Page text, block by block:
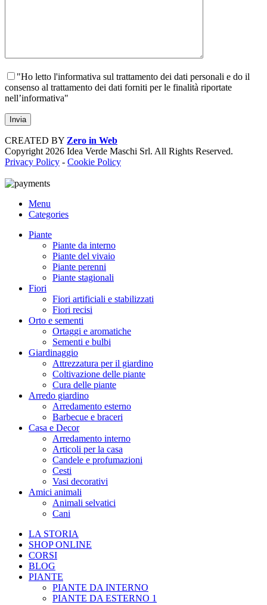
"Ho letto l'informativa sul trattamento dei dati personali e do il
consenso al trattamento dei dati forniti per le finalità riportate
nell’informativa"
CREATED BY Zero in Web
Copyright 2026 Idea Verde Maschi Srl. All Rights Reserved.
Privacy Policy - Cookie Policy
Menu
Categories
Piante
Piante da interno
Piante del vivaio
Piante perenni
Piante stagionali
Fiori
Fiori artificiali e stabilizzati
Fiori recisi
Orto e sementi
Ortaggi e aromatiche
Sementi e bulbi
Giardinaggio
Attrezzatura per il giardino
Coltivazione delle piante
Cura delle piante
Arredo giardino
Arredamento esterno
Barbecue e braceri
Casa e Decor
Arredamento interno
Articoli per la casa
Candele e profumazioni
Cesti
Vasi decorativi
Amici animali
Animali selvatici
Cani
LA STORIA
SHOP ONLINE
CORSI
BLOG
PIANTE
PIANTE DA INTERNO
PIANTE DA ESTERNO 1